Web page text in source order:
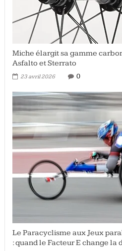
Miche élargit sa gamme
Asfalto et Sterrato
23 avril 2026 0
Le Paracyclisme aux Jeux
: quand le Facteur E change la